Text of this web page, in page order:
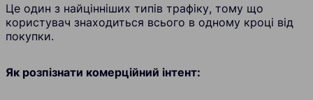
Це один з найцінніших типів трафіку, тому що
користувач знаходиться всього в одному кроці від
покупки.
Як розпізнати комерційний інтент: